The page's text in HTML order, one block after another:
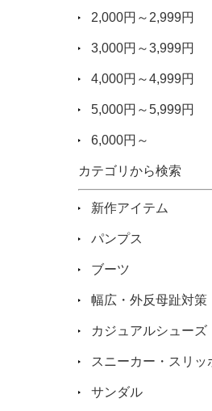
2,000円～2,999円
3,000円～3,999円
4,000円～4,999円
5,000円～5,999円
6,000円～
カテゴリから検索
新作アイテム
パンプス
ブーツ
幅広・外反母趾対策
カジュアルシューズ
スニーカー・スリッ
サンダル